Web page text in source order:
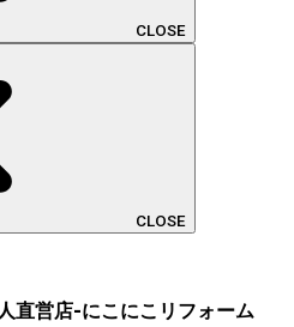
CLOSE
CLOSE
直営店-にこにこリフォーム